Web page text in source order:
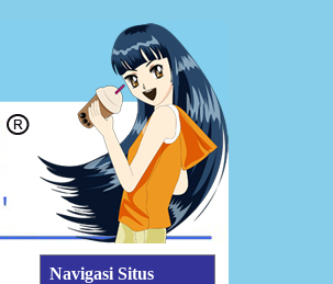
Navigasi Situs